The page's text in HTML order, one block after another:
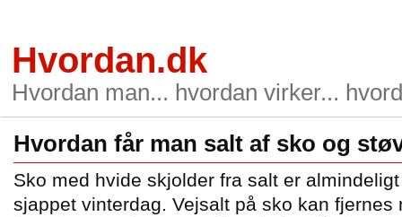
Hvordan.dk
Hvordan man... hvordan virker...
Hvordan får man salt af sko og
Sko med hvide skjolder fra salt er
sjappet vinterdag. Vejsalt på sko kan